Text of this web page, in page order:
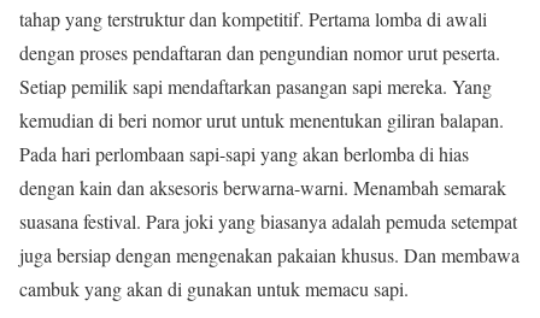
tahap yang terstruktur dan kompetitif. Pertama lomba di awali
dengan proses pendaftaran dan pengundian nomor urut peserta.
Setiap pemilik sapi mendaftarkan pasangan sapi mereka. Yang
kemudian di beri nomor urut untuk menentukan giliran balapan.
Pada hari perlombaan sapi-sapi yang akan berlomba di hias
dengan kain dan aksesoris berwarna-warni. Menambah semarak
suasana festival. Para joki yang biasanya adalah pemuda setempat
juga bersiap dengan mengenakan pakaian khusus. Dan membawa
cambuk yang akan di gunakan untuk memacu sapi.